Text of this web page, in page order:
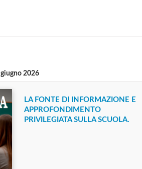
giugno 2026
LA FONTE DI INFORMAZIONE E
APPROFONDIMENTO
PRIVILEGIATA SULLA SCUOLA.